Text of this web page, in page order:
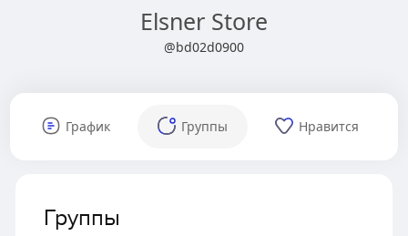
Elsner Store
@bd02d0900
График Группы Нравится
Группы